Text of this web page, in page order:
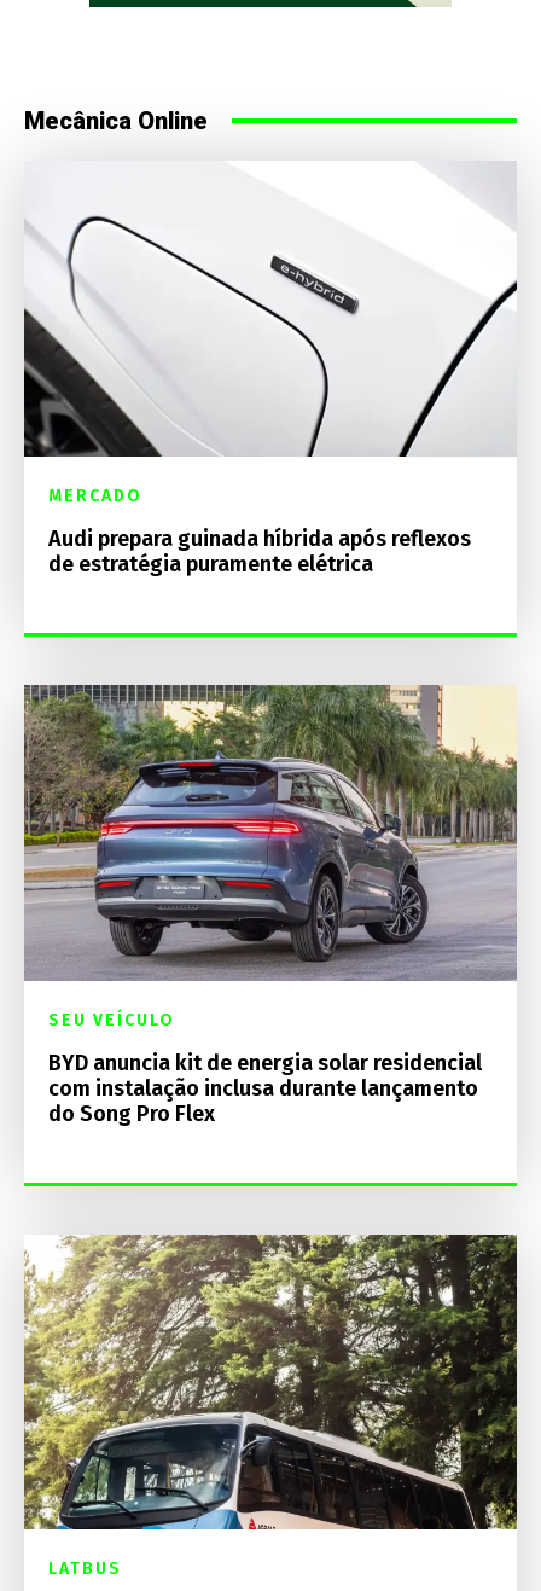
Mecânica Online
MERCADO
Audi prepara guinada híbrida após reflexos
de estratégia puramente elétrica
SEU VEÍCULO
BYD anuncia kit de energia solar residencial
com instalação inclusa durante lançamento
do Song Pro Flex
LATBUS